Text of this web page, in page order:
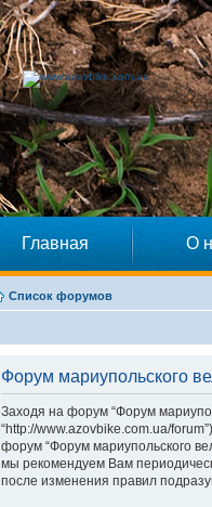
Главная О
Список форумов
Форум мариупольского
Заходя на форум “Форум
“http://www.azovbike.com.ua/
форум “Форум мариупольского
мы рекомендуем Вам
после изменения правил